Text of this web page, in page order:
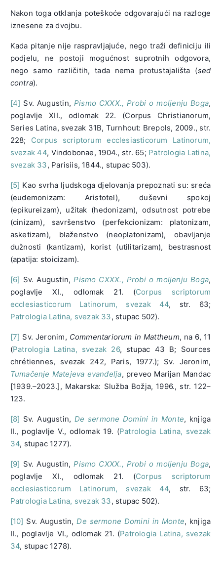
Nakon toga otklanja poteškoće odgovarajući na razloge
iznesene za dvojbu.
Kada pitanje nije raspravljajuće, nego traži definiciju ili
podjelu, ne postoji mogućnost suprotnih odgovora,
nego samo različitih, tada nema protustajališta (sed
contra).
[4] Sv. Augustin, Pismo CXXX., Probi o moljenju Boga,
poglavlje XII., odlomak 22. (Corpus Christianorum,
Series Latina, svezak 31B, Turnhout: Brepols, 2009., str.
228; Corpus scriptorum ecclesiasticorum Latinorum,
svezak 44, Vindobonae, 1904., str. 65; Patrologia Latina,
svezak 33, Parisiis, 1844., stupac 503).
[5] Kao svrha ljudskoga djelovanja prepoznati su: sreća
(eudemonizam: Aristotel), duševni spokoj
(epikureizam), užitak (hedonizam), odsutnost potrebe
(cinizam), savršenstvo (perfekcionizam: platonizam,
asketizam), blaženstvo (neoplatonizam), obavljanje
dužnosti (kantizam), korist (utilitarizam), bestrasnost
(apatija: stoicizam).
[6] Sv. Augustin,Pismo CXXX., Probi o moljenju Boga,
poglavlje XI., odlomak 21. (Corpus scriptorum
ecclesiasticorum Latinorum, svezak 44, str. 63;
Patrologia Latina, svezak 33, stupac 502).
[7] Sv. Jeronim, Commentariorum in Mattheum, na 6, 11
(Patrologia Latina, svezak 26, stupac 43 B; Sources
chrétiennes, svezak 242, Paris, 1977.); Sv. Jeronim,
Tumačenje Matejeva evanđelja, preveo Marijan Mandac
[1939.–2023.], Makarska: Služba Božja, 1996., str. 122–
123.
[8] Sv. Augustin, De sermone Domini in Monte, knjiga
II., poglavlje V., odlomak 19. (Patrologia Latina, svezak
34, stupac 1277).
[9] Sv. Augustin,Pismo CXXX., Probi o moljenju Boga,
poglavlje XI., odlomak 21. (Corpus scriptorum
ecclesiasticorum Latinorum, svezak 44, str. 63;
Patrologia Latina, svezak 33, stupac 502).
[10] Sv. Augustin,De sermone Domini in Monte, knjiga
II., poglavlje VI., odlomak 21. (Patrologia Latina, svezak
34, stupac 1278).